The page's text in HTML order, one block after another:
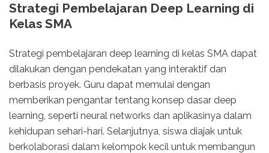
Strategi Pembelajaran Deep Learning di
Kelas SMA
Strategi pembelajaran deep learning di kelas SMA dapat
dilakukan dengan pendekatan yang interaktif dan
berbasis proyek. Guru dapat memulai dengan
memberikan pengantar tentang konsep dasar deep
learning, seperti neural networks dan aplikasinya dalam
kehidupan sehari-hari. Selanjutnya, siswa diajak untuk
berkolaborasi dalam kelompok kecil untuk membangun